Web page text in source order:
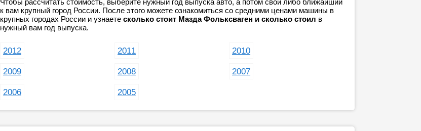
Чтобы рассчитать стоимость, выберите нужный год выпуска авто, а потом свой либо ближайший
к вам крупный город России. После этого можете ознакомиться со средними ценами машины в
крупных городах России и узнаете сколько стоит Мазда Фольксваген и сколько стоил в
нужный вам год выпуска.
2012 2011 2010
2009 2008 2007
2006 2005